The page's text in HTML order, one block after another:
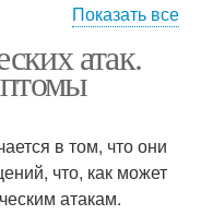
Показать все
атак.
в том, что они
что, как может
атакам.